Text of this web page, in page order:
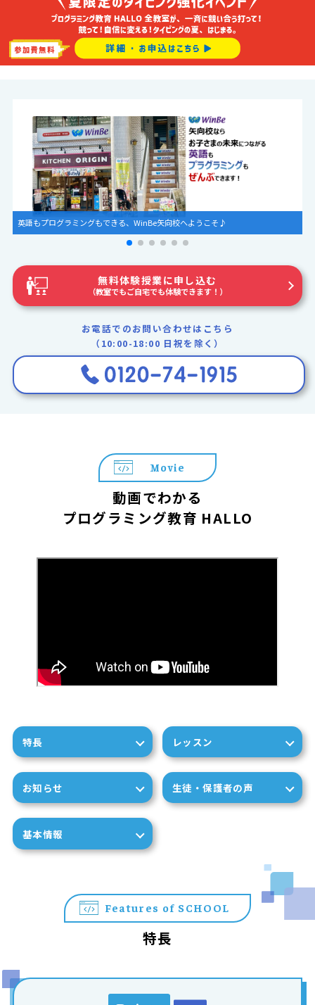
独自開発のPythonブロックで、学びがつながる！
無料体験授業に申し込む
（教室でもご自宅でも体験できます！）
お電話でのお問い合わせはこちら
（10:00-18:00 日祝を除く）
Movie
動画でわかる
プログラミング教育 HALLO
特長 レッスン
お知らせ 生徒・保護者の声
基本情報
Features of SCHOOL
特長